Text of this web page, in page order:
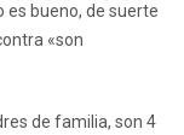
es bueno, de suerte
«son
de familia, son 4